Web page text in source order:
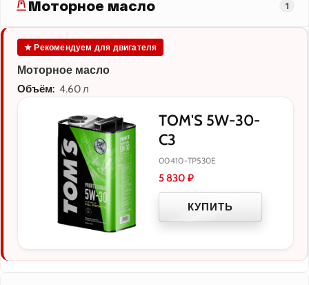
Моторное масло 1
★ Рекомендуем для двигателя
Моторное масло
Объём: 4.60 л
TOM'S 5W-30-
C3
00410-TP530E
5 830 ₽
КУПИТЬ